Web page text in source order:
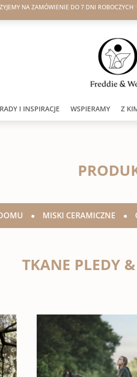
NA ZAMÓWIENIE DO 7 DNI ROBOCZYCH
I INSPIRACJE WSPIERAMY Z
• MISKI CERAMICZNE •
TKANE PLEDY